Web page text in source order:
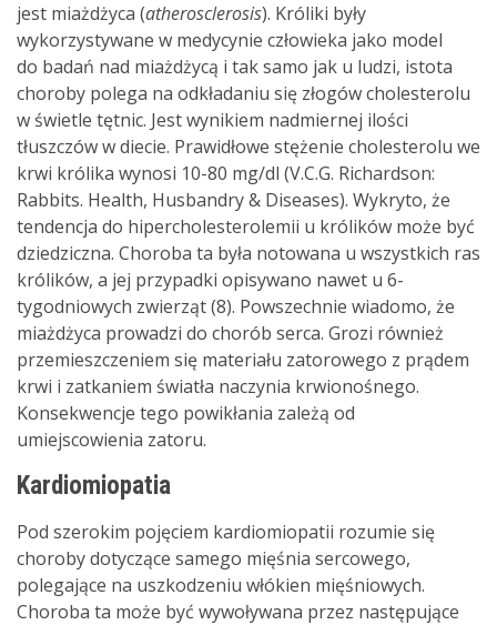
jest miażdżyca (atherosclerosis). Króliki były
wykorzystywane w medycynie człowieka jako model
do badań nad miażdżycą i tak samo jak u ludzi, istota
choroby polega na odkładaniu się złogów cholesterolu
w świetle tętnic. Jest wynikiem nadmiernej ilości
tłuszczów w diecie. Prawidłowe stężenie cholesterolu we
krwi królika wynosi 10-80 mg/dl (V.C.G. Richardson:
Rabbits. Health, Husbandry & Diseases). Wykryto, że
tendencja do hipercholesterolemii u królików może być
dziedziczna. Choroba ta była notowana u wszystkich ras
królików, a jej przypadki opisywano nawet u 6-
tygodniowych zwierząt (8). Powszechnie wiadomo, że
miażdżyca prowadzi do chorób serca. Grozi również
przemieszczeniem się materiału zatorowego z prądem
krwi i zatkaniem światła naczynia krwionośnego.
Konsekwencje tego powikłania zależą od
umiejscowienia zatoru.
Kardiomiopatia
Pod szerokim pojęciem kardiomiopatii rozumie się
choroby dotyczące samego mięśnia sercowego,
polegające na uszkodzeniu włókien mięśniowych.
Choroba ta może być wywoływana przez następujące